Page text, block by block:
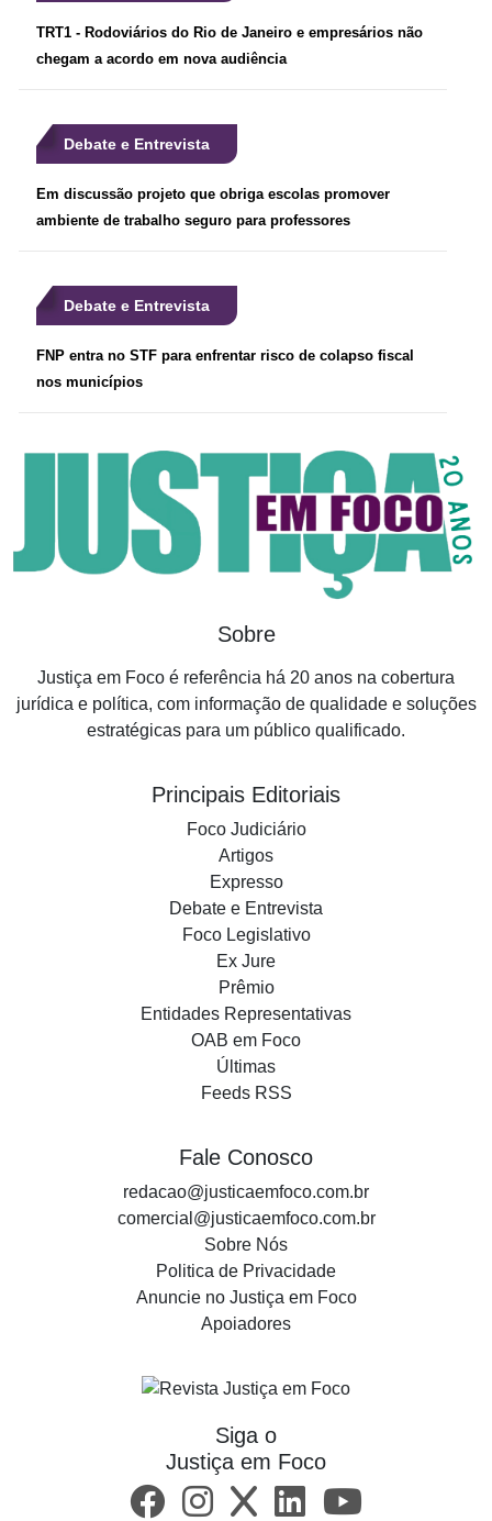
TRT1 - Rodoviários do Rio de Janeiro e empresários não
chegam a acordo em nova audiência
Debate e Entrevista
Em discussão projeto que obriga escolas promover
ambiente de trabalho seguro para professores
Debate e Entrevista
FNP entra no STF para enfrentar risco de colapso fiscal
nos municípios
Sobre
Justiça em Foco é referência há 20 anos na cobertura
jurídica e política, com informação de qualidade e soluções
estratégicas para um público qualificado.
Principais Editoriais
Foco Judiciário
Artigos
Expresso
Debate e Entrevista
Foco Legislativo
Ex Jure
Prêmio
Entidades Representativas
OAB em Foco
Últimas
Feeds RSS
Fale Conosco
redacao@justicaemfoco.com.br
comercial@justicaemfoco.com.br
Sobre Nós
Politica de Privacidade
Anuncie no Justiça em Foco
Apoiadores
Siga o
Justiça em Foco